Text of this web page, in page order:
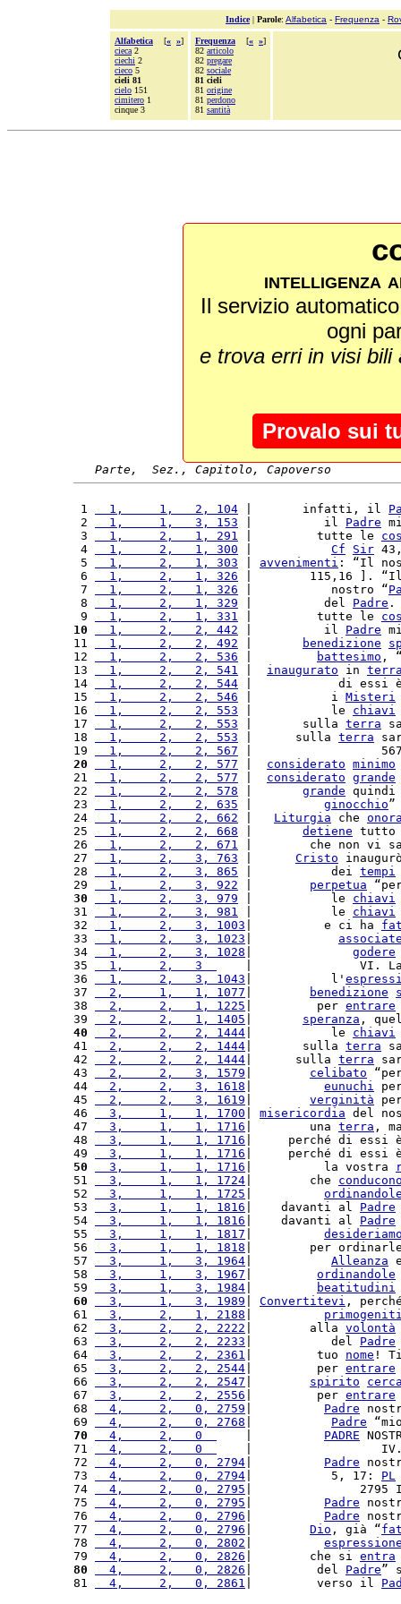
Indice| Parole: Alfabetica - Frequenza -
Alfabetica [« »]
cieca 2
ciechi 2
cieco 5
cieli 81
cielo 151
cimitero 1
cinque 3
Frequenza [« »]
82 articolo
82 pregare
82 sociale
81 cieli
81 origine
81 perdono
81 santità
intelligenza
Il servizio
ogni
e trova erri in visi
Provalo sui
Parte,  Sez., Capitolo, Capoverso
1
  1,     1,   2, 104
|       infatti, il
2
  1,     1,   3, 153
|          il Padre
3
  1,     2,   1, 291
|         tutte le
4
  1,     2,   1, 300
Cf Sir
5
  1,     2,   1, 303
avvenimenti : “Il
6
  1,     2,   1, 326
|        115,16 ].
7
  1,     2,   1, 326
|           nostro “
8
  1,     2,   1, 329
|          del Padre .
9
  1,     2,   1, 331
|         tutte le
10
  1,     2,   2, 442
|          il Padre
11
  1,     2,   2, 492
benedizione
12
  1,     2,   2, 536
battesimo ,
13
  1,     2,   2, 541
inaugurato in
14
  1,     2,   2, 544
|            di essi
15
  1,     2,   2, 546
|           i Misteri
16
  1,     2,   2, 553
|           le chiavi
17
  1,     2,   2, 553
|       sulla terra
18
  1,     2,   2, 553
|      sulla terra
19
  1,     2,   2, 567
|
20
  1,     2,   2, 577
considerato minimo
21
  1,     2,   2, 577
considerato grande
22
  1,     2,   2, 578
grande
23
  1,     2,   2, 635
ginocchio
24
  1,     2,   2, 662
Liturgia che
25
  1,     2,   2, 668
detiene
26
  1,     2,   2, 671
|        che non vi
27
  1,     2,   3, 763
Cristo
28
  1,     2,   3, 865
|           dei tempi
29
  1,     2,   3, 922
perpetua
30
  1,     2,   3, 979
|           le chiavi
31
  1,     2,   3, 981
|           le chiavi
32
  1,     2,   3, 1003
|          e ci ha
33
  1,     2,   3, 1023
34
  1,     2,   3, 1028
godere
35
  1,     2,   3
|               VI.
36
  1,     2,   3, 1043
|           l'
37
  2,     1,   1, 1077
benedizione
38
  2,     2,   1, 1225
|         per entrare
39
  2,     2,   1, 1405
speranza ,
40
  2,     2,   2, 1444
|           le chiavi
41
  2,     2,   2, 1444
|       sulla terra
42
  2,     2,   2, 1444
|      sulla terra
43
  2,     2,   3, 1579
celibato
44
  2,     2,   3, 1618
eunuchi
45
  2,     2,   3, 1619
verginità
46
  3,     1,   1, 1700
misericordia del
47
  3,     1,   1, 1716
|        una terra ,
48
  3,     1,   1, 1716
|     perché di
49
  3,     1,   1, 1716
|     perché di
50
  3,     1,   1, 1716
|          la vostra
51
  3,     1,   1, 1724
|        che
52
  3,     1,   1, 1725
53
  3,     1,   1, 1816
|    davanti al Padre
54
  3,     1,   1, 1816
|    davanti al Padre
55
  3,     1,   1, 1817
56
  3,     1,   1, 1818
|        per
57
  3,     1,   3, 1964
Alleanza
58
  3,     1,   3, 1967
ordinandole
59
  3,     1,   3, 1984
beatitudini
60
  3,     1,   3, 1989
Convertitevi ,
61
  3,     2,   1, 2188
62
  3,     2,   2, 2222
|        alla volontà
63
  3,     2,   2, 2233
|           del Padre
64
  3,     2,   2, 2361
|         tuo nome !
65
  3,     2,   2, 2544
|         per entrare
66
  3,     2,   2, 2547
spirito
67
  3,     2,   2, 2556
|         per entrare
68
  4,     2,   0, 2759
Padre
69
  4,     2,   0, 2768
Padre
70
  4,     2,   0
PADRE
71
  4,     2,   0
|
72
  4,     2,   0, 2794
Padre
73
  4,     2,   0, 2794
|           5, 17: PL
74
  4,     2,   0, 2795
|
75
  4,     2,   0, 2795
Padre
76
  4,     2,   0, 2796
Padre
77
  4,     2,   0, 2796
Dio , già “
78
  4,     2,   0, 2802
79
  4,     2,   0, 2826
|        che si entra
80
  4,     2,   0, 2826
|         del Padre”
81
  4,     2,   0, 2861
|         verso il